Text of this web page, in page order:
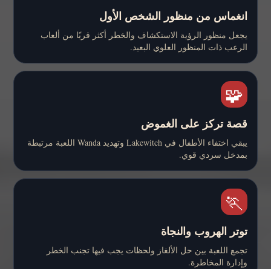
انغماس من منظور الشخص الأول
يجعل منظور الرؤية الاستكشاف والخطر أكثر قربًا من ألعاب
الرعب ذات المنظور العلوي البعيد.
🧩
قصة تركز على الغموض
يبقي اختفاء الأطفال في Lakewitch وتهديد Wanda اللعبة مرتبطة
بمدخل سردي قوي.
🏃
توتر الهروب والنجاة
تجمع اللعبة بين حل الألغاز ولحظات يجب فيها تجنب الخطر
وإدارة المخاطرة.